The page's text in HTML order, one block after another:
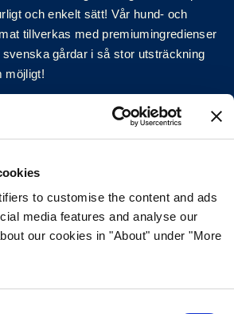
to customise the content and ads
media features and analyse our
our cookies in "About" under "More
och enkelt sätt! Vår hund- och
tillverkas med premiumingredienser
svenska gårdar i så stor utsträckning
möjligt!
oss på sociala medier
& SVAR